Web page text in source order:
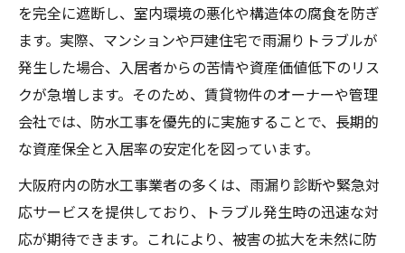
を完全に遮断し、室内環境の悪化や構造体の腐食を防ぎ
ます。実際、マンションや戸建住宅で雨漏りトラブルが
発生した場合、入居者からの苦情や資産価値低下のリス
クが急増します。そのため、賃貸物件のオーナーや管理
会社では、防水工事を優先的に実施することで、長期的
な資産保全と入居率の安定化を図っています。
大阪府内の防水工事業者の多くは、雨漏り診断や緊急対
応サービスを提供しており、トラブル発生時の迅速な対
応が期待できます。これにより、被害の拡大を未然に防